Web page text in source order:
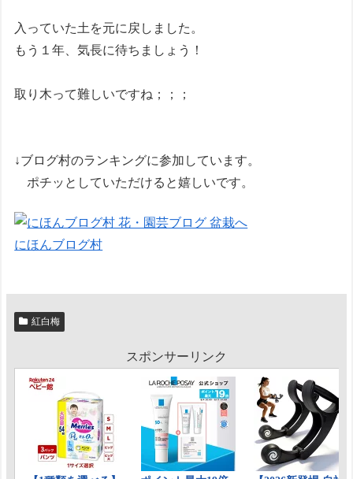
入っていた土を元に戻しました。
もう１年、気長に待ちましょう！
取り木って難しいですね；；；
↓ブログ村のランキングに参加しています。
ポチッとしていただけると嬉しいです。
にほんブログ村
紅白梅
スポンサーリンク